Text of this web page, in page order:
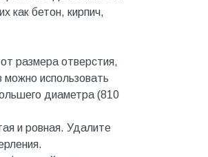
как бетон, кирпич,
размера отверстия,
использовать
диаметра (810
и ровная. Удалите